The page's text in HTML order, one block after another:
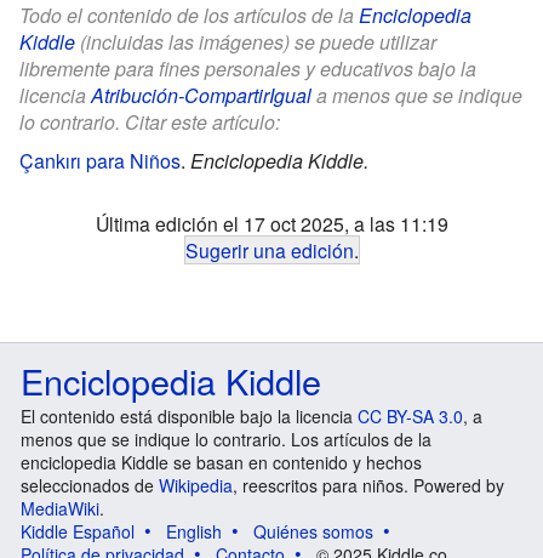
Todo el contenido de los artículos de la Enciclopedia
Kiddle (incluidas las imágenes) se puede utilizar
libremente para fines personales y educativos bajo la
licenciaAtribución-CompartirIguala menos que se indique
lo contrario. Citar este artículo:
Çankırı para Niños. Enciclopedia Kiddle.
Última edición el 17 oct 2025, a las 11:19
Sugerir una edición.
Enciclopedia Kiddle
El contenido está disponible bajo la licencia CC BY-SA 3.0, a
menos que se indique lo contrario. Los artículos de la
enciclopedia Kiddle se basan en contenido y hechos
seleccionados de Wikipedia, reescritos para niños. Powered by
MediaWiki.
Kiddle Español
English
Quiénes somos